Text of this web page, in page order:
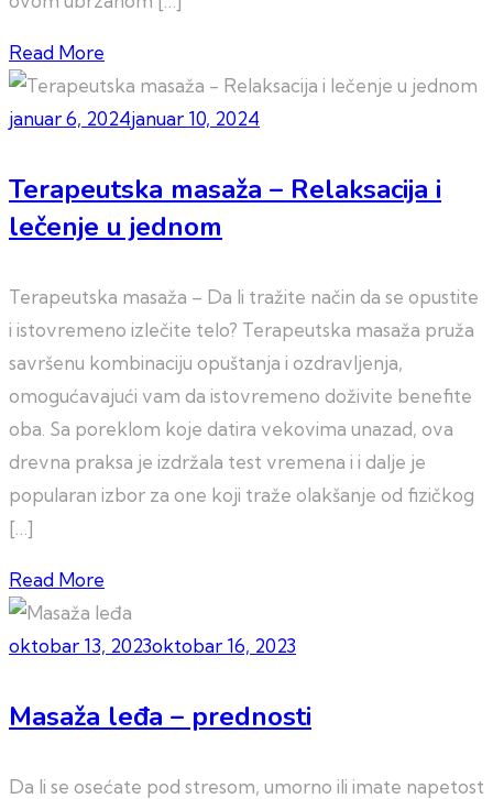
Read More
januar 6, 2024januar 10, 2024
Terapeutska masaža – Relaksacija i
lečenje u jednom
Terapeutska masaža – Da li tražite način da se opustite
i istovremeno izlečite telo? Terapeutska masaža pruža
savršenu kombinaciju opuštanja i ozdravljenja,
omogućavajući vam da istovremeno doživite benefite
oba. Sa poreklom koje datira vekovima unazad, ova
drevna praksa je izdržala test vremena i i dalje je
popularan izbor za one koji traže olakšanje od fizičkog
[…]
Read More
oktobar 13, 2023oktobar 16, 2023
Masaža leđa – prednosti
Da li se osećate pod stresom, umorno ili imate napetost